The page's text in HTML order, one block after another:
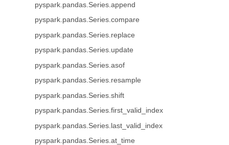
pyspark.pandas.Series.append
pyspark.pandas.Series.compare
pyspark.pandas.Series.replace
pyspark.pandas.Series.update
pyspark.pandas.Series.asof
pyspark.pandas.Series.resample
pyspark.pandas.Series.shift
pyspark.pandas.Series.first_valid_index
pyspark.pandas.Series.last_valid_index
pyspark.pandas.Series.at_time